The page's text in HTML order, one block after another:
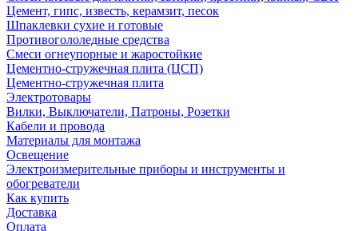
Цемент, гипс, известь, керамзит, песок
Шпаклевки сухие и готовые
Противогололедные средства
Смеси огнеупорные и жаростойкие
Цементно-стружечная плита (ЦСП)
Цементно-стружечная плита
Электротовары
Вилки, Выключатели, Патроны, Розетки
Кабели и провода
Материалы для монтажа
Освещение
Электроизмерительные приборы и инструменты и
обогреватели
Как купить
Доставка
Оплата